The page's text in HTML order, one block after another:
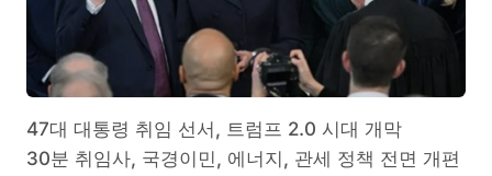
47대 대통령 취임 선서, 트럼프 2.0 시대 개막
30분 취임사, 국경이민, 에너지, 관세 정책 전면 개편